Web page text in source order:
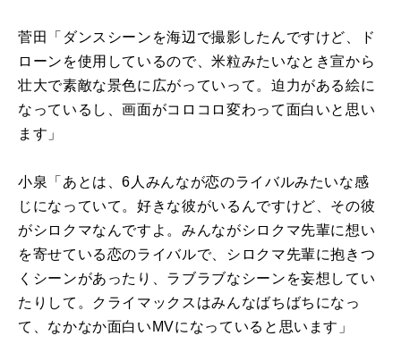
菅田「ダンスシーンを海辺で撮影したんですけど、ド
ローンを使用しているので、米粒みたいなとき宣から
壮大で素敵な景色に広がっていって。迫力がある絵に
なっているし、画面がコロコロ変わって面白いと思い
ます」
小泉「あとは、6人みんなが恋のライバルみたいな感
じになっていて。好きな彼がいるんですけど、その彼
がシロクマなんですよ。みんながシロクマ先輩に想い
を寄せている恋のライバルで、シロクマ先輩に抱きつ
くシーンがあったり、ラブラブなシーンを妄想してい
たりして。クライマックスはみんなばちばちになっ
て、なかなか面白い MVになっていると思います」